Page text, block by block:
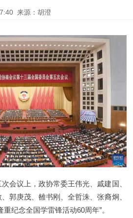
来源：胡澄
会议上，政协常委王伟光、戚建国、
郭庚茂、雒书刚、全哲洙、张裔炯、
纪念全国学雷锋活动60周年”。